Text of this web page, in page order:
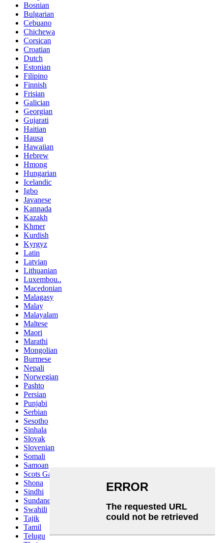
Bosnian
Bulgarian
Cebuano
Chichewa
Corsican
Croatian
Dutch
Estonian
Filipino
Finnish
Frisian
Galician
Georgian
Gujarati
Haitian
Hausa
Hawaiian
Hebrew
Hmong
Hungarian
Icelandic
Igbo
Javanese
Kannada
Kazakh
Khmer
Kurdish
Kyrgyz
Latin
Latvian
Lithuanian
Luxembou..
Macedonian
Malagasy
Malay
Malayalam
Maltese
Maori
Marathi
Mongolian
Burmese
Nepali
Norwegian
Pashto
Persian
Punjabi
Serbian
Sesotho
Sinhala
Slovak
Slovenian
Somali
Samoan
Scots Gaelic
Shona
Sindhi
Sundanese
Swahili
Tajik
Tamil
Telugu